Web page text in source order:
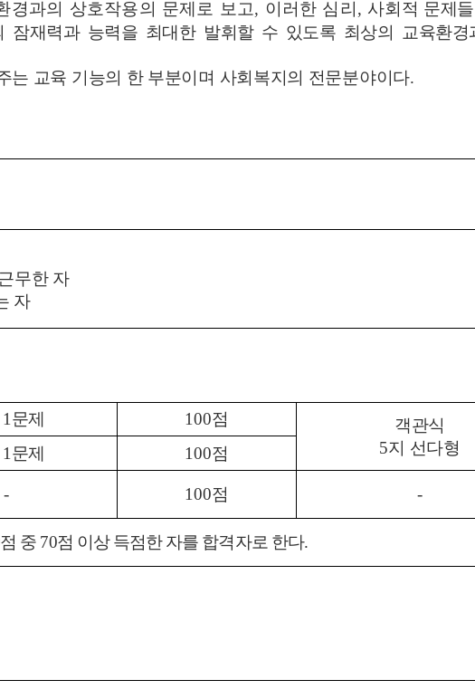
경과의 상호작용의 문제로 보고, 이러한 심리 , 사회적 문제
잠재력과 능력을 최대한 발휘할 수 있도록 최상의 교육환경
는 교육 기능의 한 부분이며 사회복지의 전문분야이다.
무한 자
자
문제 100점
객관식
5지 선다형
문제 100점
- 100점 -
점 중 70점 이상 득점한 자를 합격자로 한다.